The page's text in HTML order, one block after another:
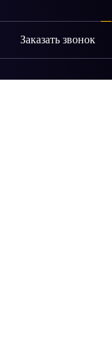
Заказать звонок